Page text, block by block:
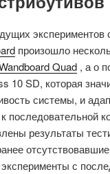
экспериментов
произошло
Quad , а о
10 SD, которая
системы, и
последовательной
результаты
с